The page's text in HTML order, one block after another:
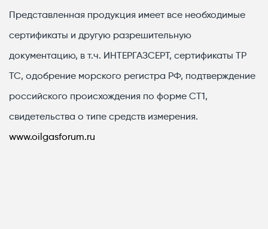
Представленная продукция имеет все необходимые
сертификаты и другую разрешительную
документацию, в т.ч. ИНТЕРГАЗСЕРТ, сертификаты ТР
ТС, одобрение морского регистра РФ, подтверждение
российского происхождения по форме СТ1,
свидетельства о типе средств измерения.
www.oilgasforum.ru